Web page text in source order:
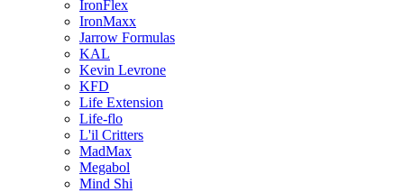
IronFlex
IronMaxx
Jarrow Formulas
KAL
Kevin Levrone
KFD
Life Extension
Life-flo
L'il Critters
MadMax
Megabol
Mind Shi